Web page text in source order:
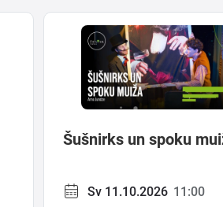
Šušnirks un spoku
Sv 11.10.2026 11:00